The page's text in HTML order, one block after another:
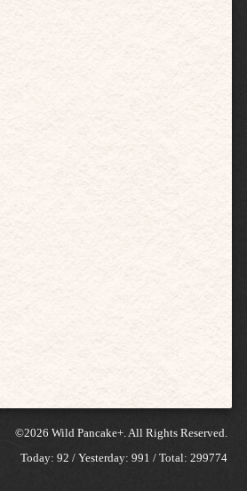
©2026 Wild Pancake+. All Rights Reserved.
Today: 92 / Yesterday: 991 / Total: 299774